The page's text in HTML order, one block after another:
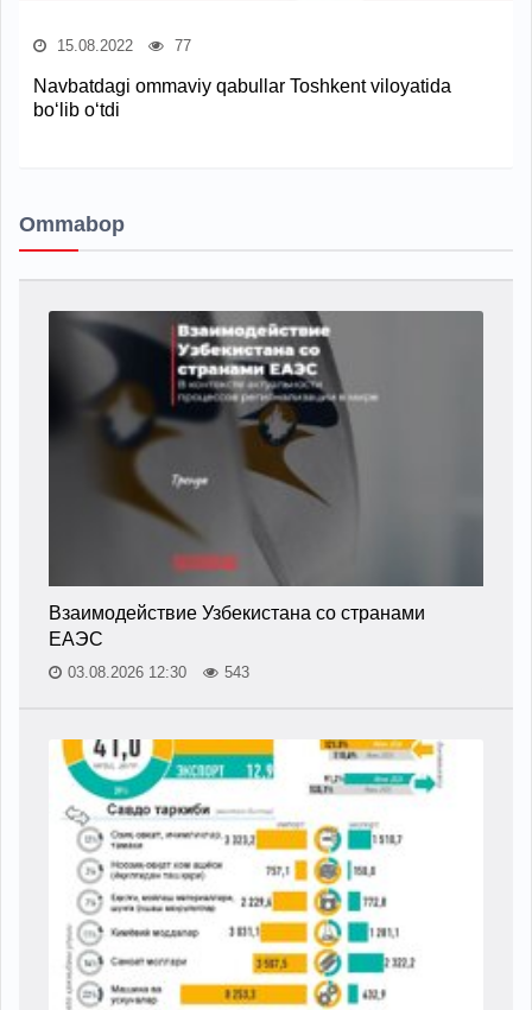
15.08.2022 77
Navbatdagi ommaviy qabullar Toshkent viloyatida
bo‘lib o‘tdi
Ommabop
Взаимодействие Узбекистана со странами
ЕАЭС
03.08.2026 12:30 543